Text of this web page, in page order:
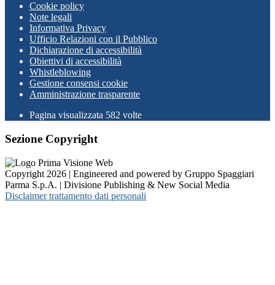
Cookie policy
Note legali
Informativa Privacy
Ufficio Relazioni con il Pubblico
Dichiarazione di accessibilità
Obiettivi di accessibilità
Whistleblowing
Gestione consensi cookie
Amministrazione trasparente
Pagina visualizzata 582 volte
Sezione Copyright
Copyright 2026 | Engineered and powered by Gruppo Spaggiari
Parma S.p.A. | Divisione Publishing & New Social Media
Disclaimer trattamento dati personali